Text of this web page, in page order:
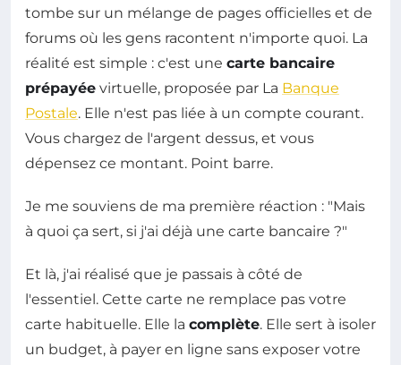
tombe sur un mélange de pages officielles et de
forums où les gens racontent n'importe quoi. La
réalité est simple : c'est une carte bancaire
prépayée virtuelle, proposée par La Banque
Postale. Elle n'est pas liée à un compte courant.
Vous chargez de l'argent dessus, et vous
dépensez ce montant. Point barre.
Je me souviens de ma première réaction : "Mais
à quoi ça sert, si j'ai déjà une carte bancaire ?"
Et là, j'ai réalisé que je passais à côté de
l'essentiel. Cette carte ne remplace pas votre
carte habituelle. Elle la complète. Elle sert à isoler
un budget, à payer en ligne sans exposer votre